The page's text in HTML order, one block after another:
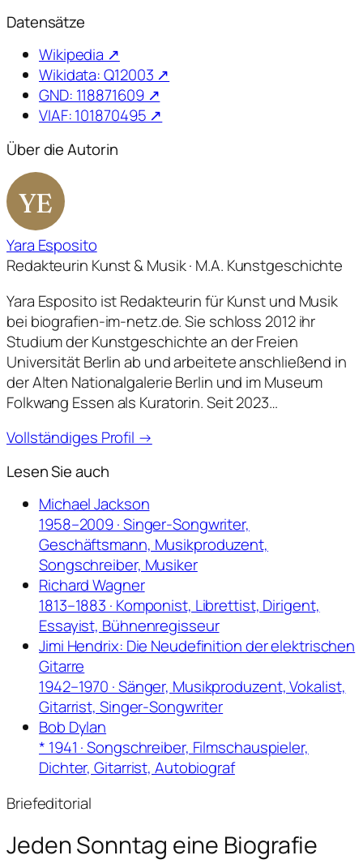
Datensätze
Wikipedia ↗
Wikidata: Q12003 ↗
GND: 118871609 ↗
VIAF: 101870495 ↗
Über die Autorin
YE
Yara Esposito
Redakteurin Kunst & Musik · M.A. Kunstgeschichte
Yara Esposito ist Redakteurin für Kunst und Musik
bei biografien-im-netz.de. Sie schloss 2012 ihr
Studium der Kunstgeschichte an der Freien
Universität Berlin ab und arbeitete anschließend in
der Alten Nationalgalerie Berlin und im Museum
Folkwang Essen als Kuratorin. Seit 2023…
Vollständiges Profil →
Lesen Sie auch
Michael Jackson
1958–2009 · Singer-Songwriter,
Geschäftsmann, Musikproduzent,
Songschreiber, Musiker
Richard Wagner
1813–1883 · Komponist, Librettist, Dirigent,
Essayist, Bühnenregisseur
Jimi Hendrix: Die Neudefinition der elektrischen
Gitarre
1942–1970 · Sänger, Musikproduzent, Vokalist,
Gitarrist, Singer-Songwriter
Bob Dylan
* 1941 · Songschreiber, Filmschauspieler,
Dichter, Gitarrist, Autobiograf
Briefeditorial
Jeden Sonntag eine Biografie